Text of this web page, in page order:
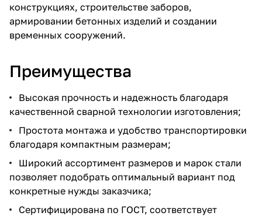
конструкциях, строительстве заборов,
армировании бетонных изделий и создании
временных сооружений.
Преимущества
Высокая прочность и надежность благодаря
качественной сварной технологии изготовления;
Простота монтажа и удобство транспортировки
благодаря компактным размерам;
Широкий ассортимент размеров и марок стали
позволяет подобрать оптимальный вариант под
конкретные нужды заказчика;
Сертифицирована по ГОСТ, соответствует